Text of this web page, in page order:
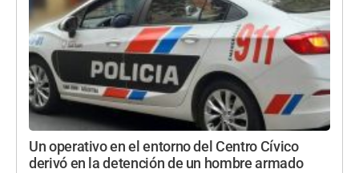
Un operativo en el entorno del Centro Cívico
derivó en la detención de un hombre armado